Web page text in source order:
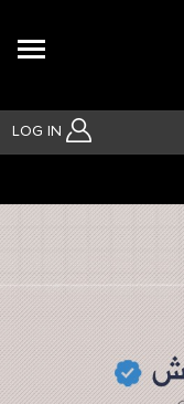
LOG IN
بحث متقدم